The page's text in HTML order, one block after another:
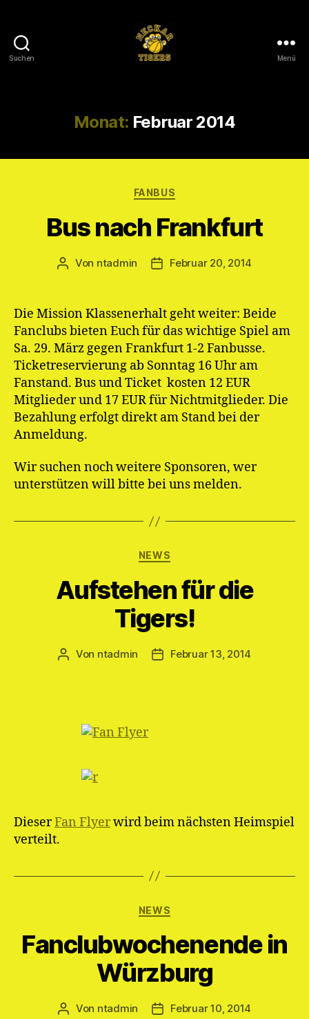
Suchen Menü
Monat: Februar 2014
Kategorien
FANBUS
Bus nach Frankfurt
Beitragsautor
Von ntadmin Veröffentlichungsdatum
Februar 20, 2014
Die Mission Klassenerhalt geht weiter: Beide
Fanclubs bieten Euch für das wichtige Spiel am
Sa. 29. März gegen Frankfurt 1-2 Fanbusse.
Ticketreservierung ab Sonntag 16 Uhr am
Fanstand. Bus und Ticket kosten 12 EUR
Mitglieder und 17 EUR für Nichtmitglieder. Die
Bezahlung erfolgt direkt am Stand bei der
Anmeldung.
Wir suchen noch weitere Sponsoren, wer
unterstützen will bitte bei uns melden.
Kategorien
NEWS
Aufstehen für die
Tigers!
Beitragsautor
Von ntadmin Veröffentlichungsdatum
Februar 13, 2014
DieserFan Flyerwird beim nächsten Heimspiel
verteilt.
Kategorien
NEWS
Fanclubwochenende in
Würzburg
Beitragsautor
Von ntadmin Veröffentlichungsdatum
Februar 10, 2014